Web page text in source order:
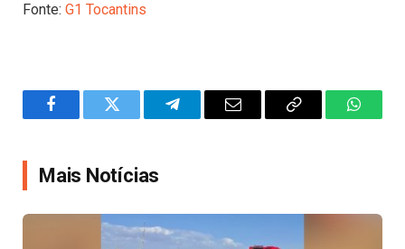
Fonte: G1 Tocantins
FacebookTwitter TelegramEmail
Copy
Mais Notícias